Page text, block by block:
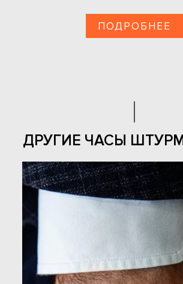
ПОДРОБНЕЕ
ДРУГИЕ ЧАСЫ